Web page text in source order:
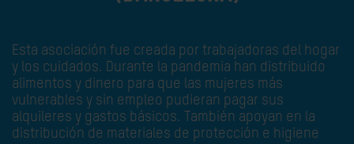
Esta asociación fue creada por trabajadoras del hogar
y los cuidados. Durante la pandemia han distribuido
alimentos y dinero para que las mujeres más
vulnerables y sin empleo pudieran pagar sus
alquileres y gastos básicos. También apoyan en la
distribución de materiales de protección e higiene